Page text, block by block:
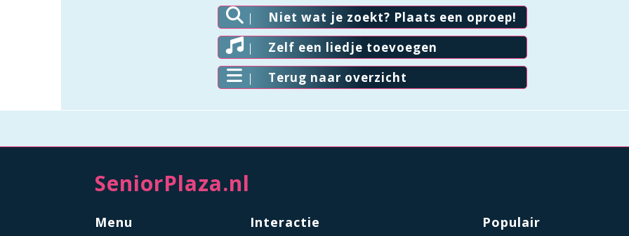
Niet wat je zoekt? Plaats een oproep!
Zelf een liedje toevoegen
Terug naar overzicht
SeniorPlaza.nl
Menu Interactie Populair